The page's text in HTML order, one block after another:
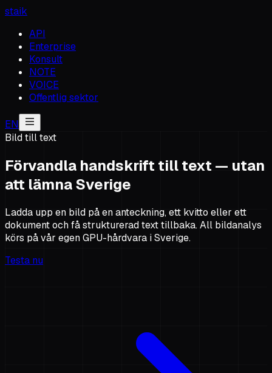
staik
API
Enterprise
Konsult
NOTE
VOICE
Offentlig sektor
EN
Bild till text
Förvandla handskrift till text — utan
att lämna Sverige
Ladda upp en bild på en anteckning, ett kvitto eller ett
dokument och få strukturerad text tillbaka. All bildanalys
körs på vår egen GPU-hårdvara i Sverige.
Testa nu